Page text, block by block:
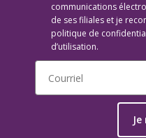
communications
de ses filiales et je
politique de
d’utilisation.